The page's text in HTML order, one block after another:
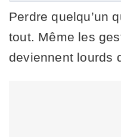
Perdre quelqu’un
tout. Même les
deviennent lourds